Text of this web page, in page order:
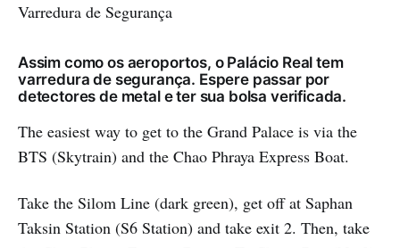
Varredura de Segurança
Assim como os aeroportos, o Palácio Real tem
varredura de segurança. Espere passar por
detectores de metal e ter sua bolsa verificada.
The easiest way to get to the Grand Palace is via the
BTS (Skytrain) and the Chao Phraya Express Boat.
Take the Silom Line (dark green), get off at Saphan
Taksin Station (S6 Station) and take exit 2. Then, take